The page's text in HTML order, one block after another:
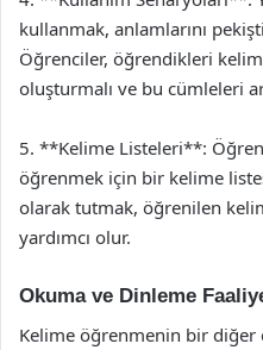
kullanmak, anlamlarını
Öğrenciler, öğrendikleri
oluşturmalı ve bu cümleleri
5. **Kelime Listeleri**:
öğrenmek için bir kelime
olarak tutmak, öğrenilen
yardımcı olur.
Okuma ve Dinleme
Kelime öğrenmenin bir